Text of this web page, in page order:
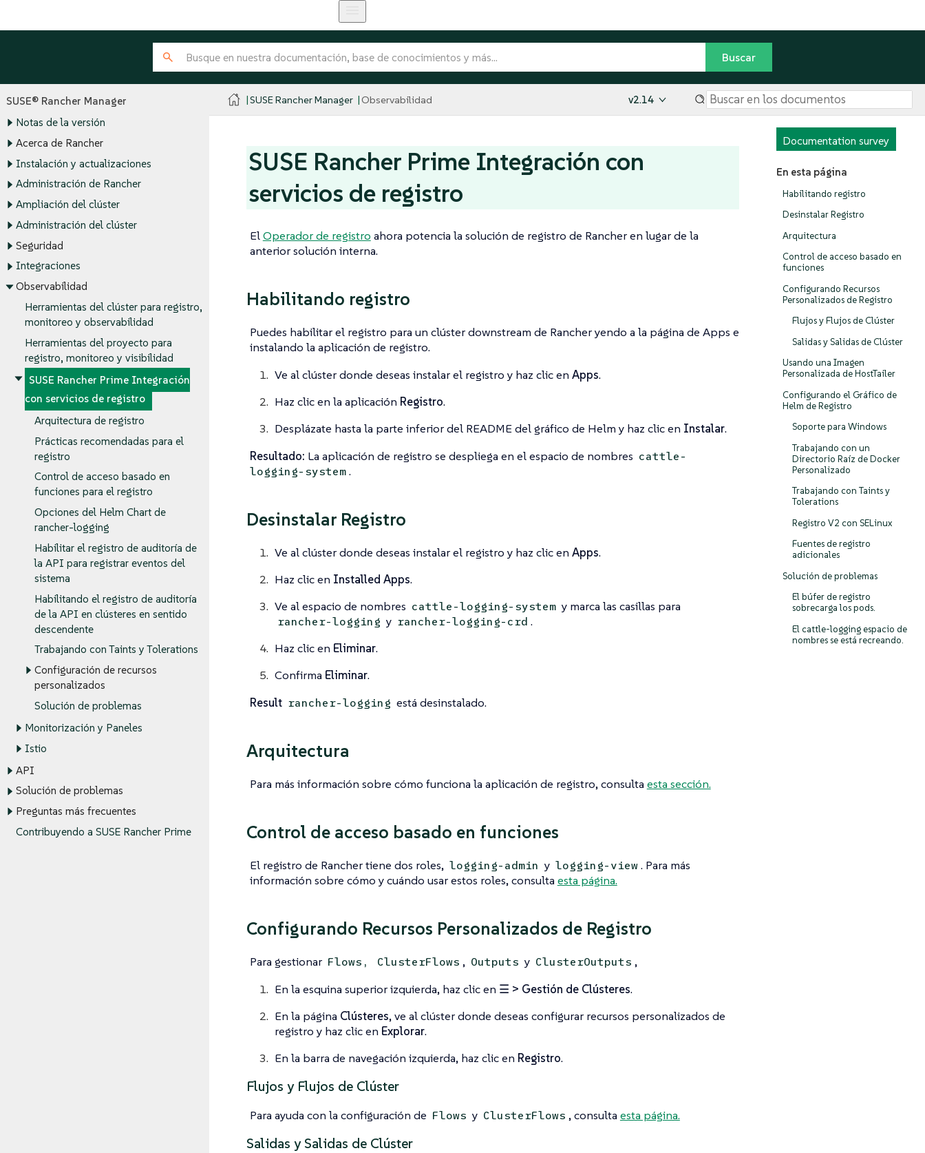
SUSE® Rancher Manager
Notas de la versión
Acerca de Rancher
Instalación y actualizaciones
Administración de Rancher
Ampliación del clúster
Administración del clúster
Seguridad
Integraciones
Observabilidad
Herramientas del clúster para registro,
monitoreo y observabilidad
Herramientas del proyecto para
registro, monitoreo y visibilidad
SUSE Rancher Prime Integración
con servicios de registro
Arquitectura de registro
Prácticas recomendadas para el
registro
Control de acceso basado en
funciones para el registro
Opciones del Helm Chart de
rancher-logging
Habilitar el registro de auditoría de
la API para registrar eventos del
sistema
Habilitando el registro de auditoría
de la API en clústeres en sentido
descendente
Trabajando con Taints y Tolerations
Configuración de recursos
personalizados
Solución de problemas
Monitorización y Paneles
Istio
API
Solución de problemas
Preguntas más frecuentes
Contribuyendo a SUSE Rancher Prime
SUSE Rancher Manager Observabilidad v2.14
Documentation survey
En esta página
Habilitando registro
Desinstalar Registro
Arquitectura
Control de acceso basado en
funciones
Configurando Recursos
Personalizados de Registro
Flujos y Flujos de Clúster
Salidas y Salidas de Clúster
Usando una Imagen
Personalizada de HostTailer
Configurando el Gráfico de
Helm de Registro
Soporte para Windows
Trabajando con un
Directorio Raíz de Docker
Personalizado
Trabajando con Taints y
Tolerations
Registro V2 con SELinux
Fuentes de registro
adicionales
Solución de problemas
El búfer de registro
sobrecarga los pods.
El cattle-logging espacio de
nombres se está recreando.
SUSE Rancher Prime Integración con
servicios de registro
ElOperador de registro ahora potencia la solución de registro de Rancher en lugar de la
anterior solución interna.
Habilitando registro
Puedes habilitar el registro para un clúster downstream de Rancher yendo a la página de Apps e
instalando la aplicación de registro.
Ve al clúster donde deseas instalar el registro y haz clic en Apps.
Haz clic en la aplicación Registro.
Desplázate hasta la parte inferior del README del gráfico de Helm y haz clic en Instalar.
Resultado: La aplicación de registro se despliega en el espacio de nombres cattle-
logging-system .
Desinstalar Registro
Ve al clúster donde deseas instalar el registro y haz clic en Apps.
Haz clic en Installed Apps.
Ve al espacio de nombres cattle-logging-system y marca las casillas para
rancher-logging y rancher-logging-crd .
Haz clic en Eliminar.
Confirma Eliminar.
Result rancher-logging está desinstalado.
Arquitectura
Para más información sobre cómo funciona la aplicación de registro, consulta esta sección.
Control de acceso basado en funciones
El registro de Rancher tiene dos roles, logging-admin y logging-view. Para más
información sobre cómo y cuándo usar estos roles, consulta esta página.
Configurando Recursos Personalizados de Registro
Para gestionar Flows, ClusterFlows , Outputs y ClusterOutputs ,
En la esquina superior izquierda, haz clic en ☰ > Gestión de Clústeres.
En la página Clústeres, ve al clúster donde deseas configurar recursos personalizados de
registro y haz clic en Explorar.
En la barra de navegación izquierda, haz clic en Registro.
Flujos y Flujos de Clúster
Para ayuda con la configuración de Flows y ClusterFlows , consulta esta página.
Salidas y Salidas de Clúster